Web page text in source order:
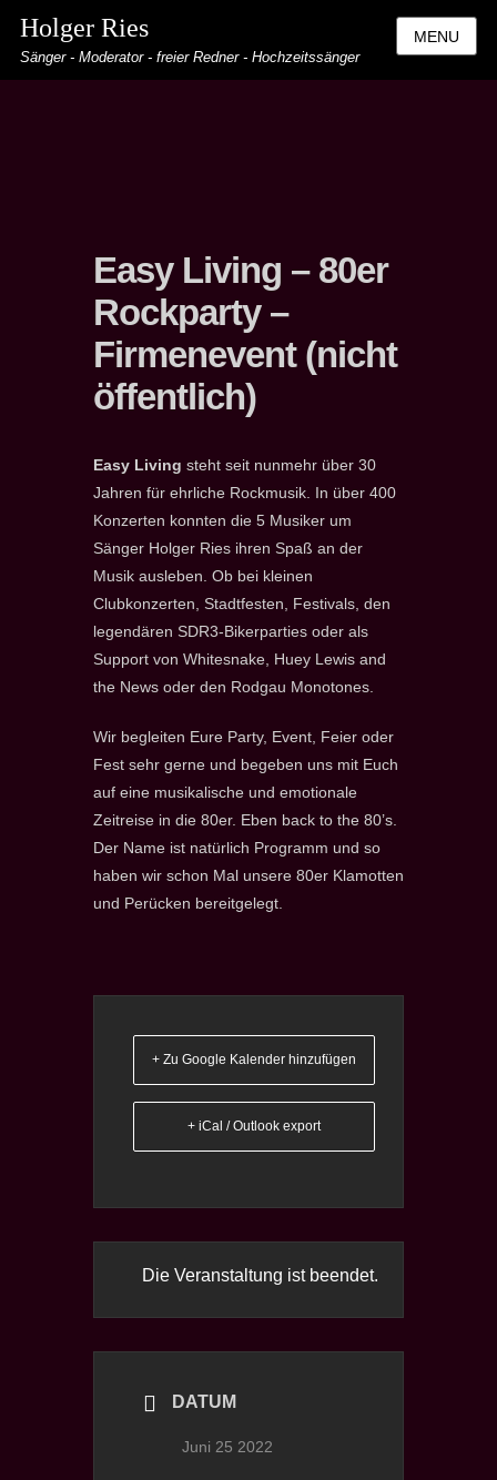
Holger Ries
Sänger - Moderator - freier Redner - Hochzeitssänger
MENU
Easy Living – 80er
Rockparty –
Firmenevent (nicht
öffentlich)
Easy Living steht seit nunmehr über 30
Jahren für ehrliche Rockmusik. In über 400
Konzerten konnten die 5 Musiker um
Sänger Holger Ries ihren Spaß an der
Musik ausleben. Ob bei kleinen
Clubkonzerten, Stadtfesten, Festivals, den
legendären SDR3-Bikerparties oder als
Support von Whitesnake, Huey Lewis and
the News oder den Rodgau Monotones.
Wir begleiten Eure Party, Event, Feier oder
Fest sehr gerne und begeben uns mit Euch
auf eine musikalische und emotionale
Zeitreise in die 80er. Eben back to the 80’s.
Der Name ist natürlich Programm und so
haben wir schon Mal unsere 80er Klamotten
und Perücken bereitgelegt.
+ Zu Google Kalender hinzufügen
+ iCal / Outlook export
Die Veranstaltung ist beendet.
DATUM
Juni 25 2022